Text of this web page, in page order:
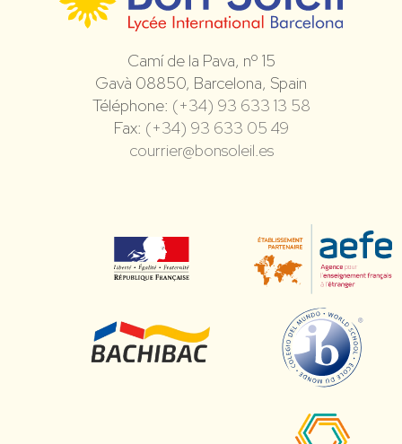
Camí de la Pava, nº 15
Gavà 08850, Barcelona, Spain
Téléphone: (+34) 93 633 13 58
Fax: (+34) 93 633 05 49
courrier@bonsoleil.es